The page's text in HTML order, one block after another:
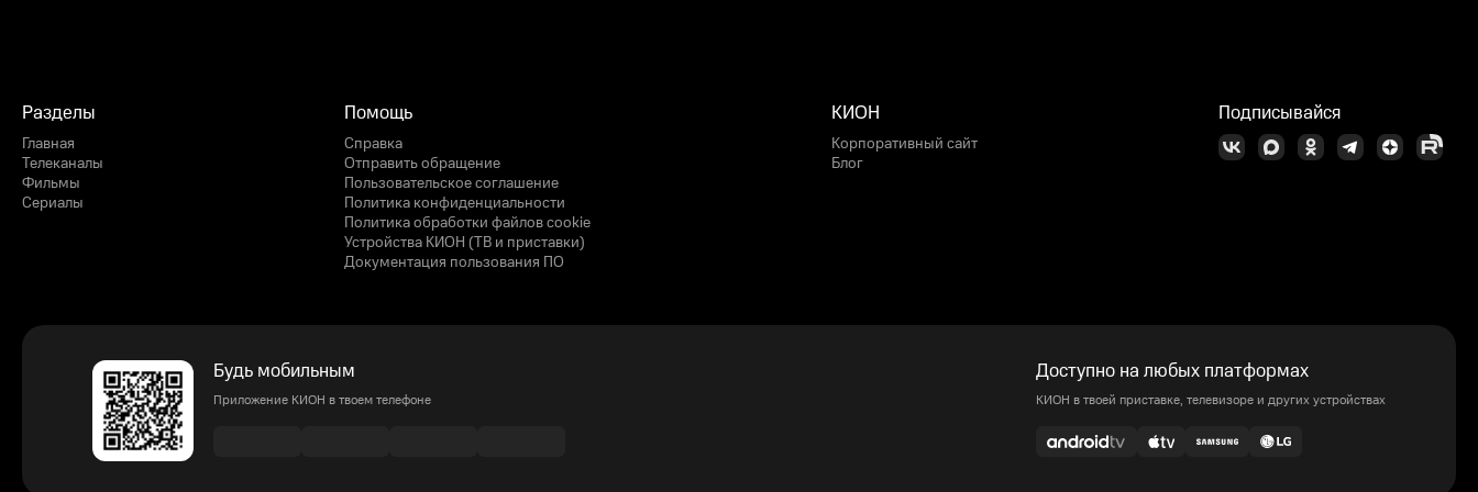
Разделы
Главная
Телеканалы
Фильмы
Сериалы
Помощь
Справка
Отправить обращение
Пользовательское соглашение
Политика конфиденциальности
Политика обработки файлов cookie
Устройства КИОН (ТВ и приставки)
Документация пользования ПО
КИОН
Корпоративный сайт
Блог
Подписывайся
Будь мобильным
Приложение КИОН в твоем телефоне
Доступно на любых платформах
КИОН в твоей приставке, телевизоре и других устройствах